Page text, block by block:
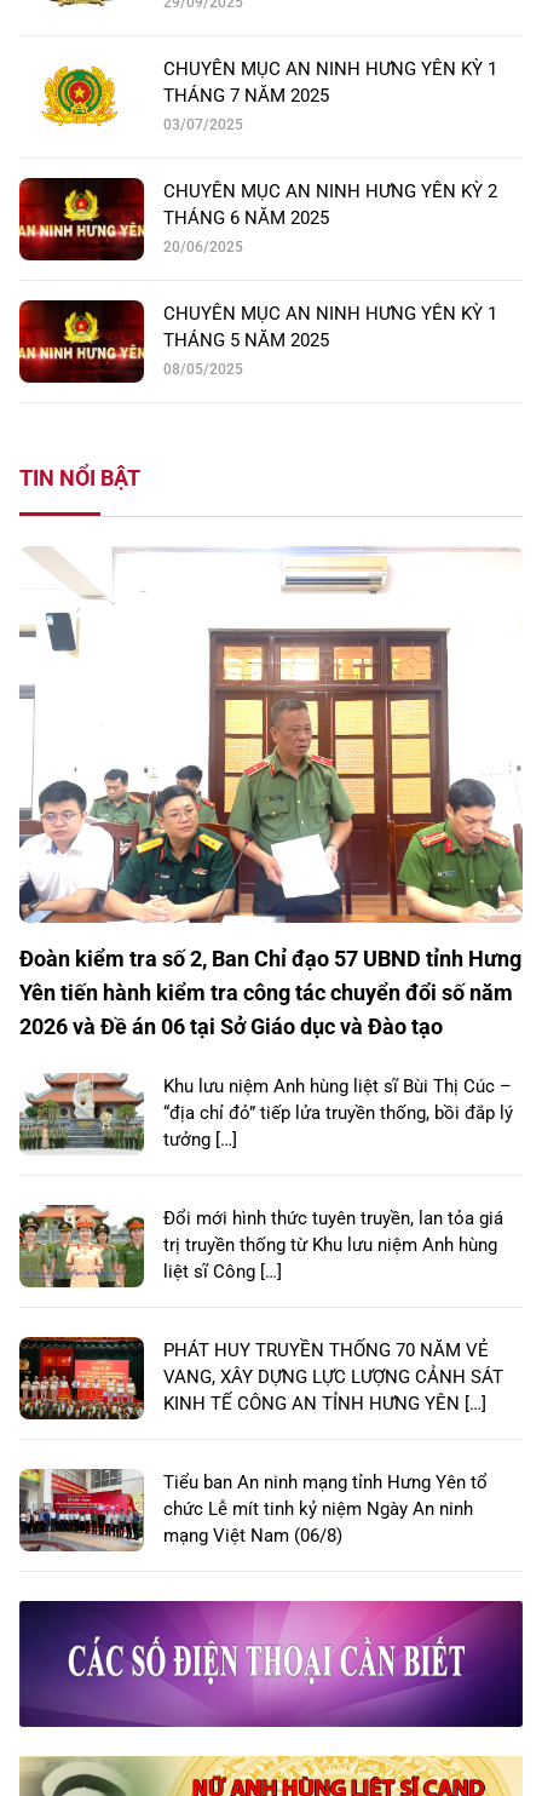
CHUYÊN MỤC AN NINH HƯNG YÊN KỲ 1
THÁNG 7 NĂM 2025
03/07/2025
CHUYÊN MỤC AN NINH HƯNG YÊN KỲ 2
THÁNG 6 NĂM 2025
20/06/2025
CHUYÊN MỤC AN NINH HƯNG YÊN KỲ 1
THÁNG 5 NĂM 2025
08/05/2025
TIN NỔI BẬT
Đoàn kiểm tra số 2, Ban Chỉ đạo 57 UBND tỉnh Hưng
Yên tiến hành kiểm tra công tác chuyển đổi số năm
2026 và Đề án 06 tại Sở Giáo dục và Đào tạo
Khu lưu niệm Anh hùng liệt sĩ Bùi Thị Cúc –
“địa chỉ đỏ” tiếp lửa truyền thống, bồi đắp lý
tưởng […]
Đổi mới hình thức tuyên truyền, lan tỏa giá
trị truyền thống từ Khu lưu niệm Anh hùng
liệt sĩ Công […]
PHÁT HUY TRUYỀN THỐNG 70 NĂM VẺ
VANG, XÂY DỰNG LỰC LƯỢNG CẢNH SÁT
KINH TẾ CÔNG AN TỈNH HƯNG YÊN […]
Tiểu ban An ninh mạng tỉnh Hưng Yên tổ
chức Lễ mít tinh kỷ niệm Ngày An ninh
mạng Việt Nam (06/8)